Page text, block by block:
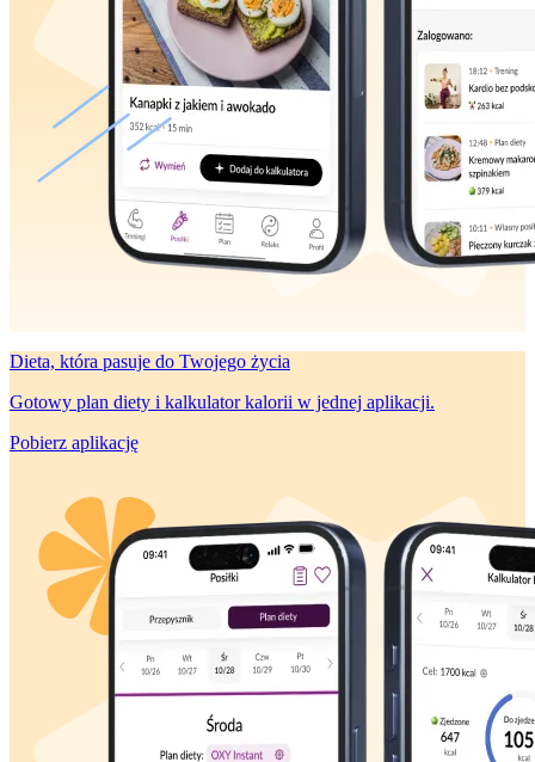
Dieta, która pasuje do Twojego życia
Gotowy plan diety i kalkulator kalorii w jednej aplikacji.
Pobierz aplikację